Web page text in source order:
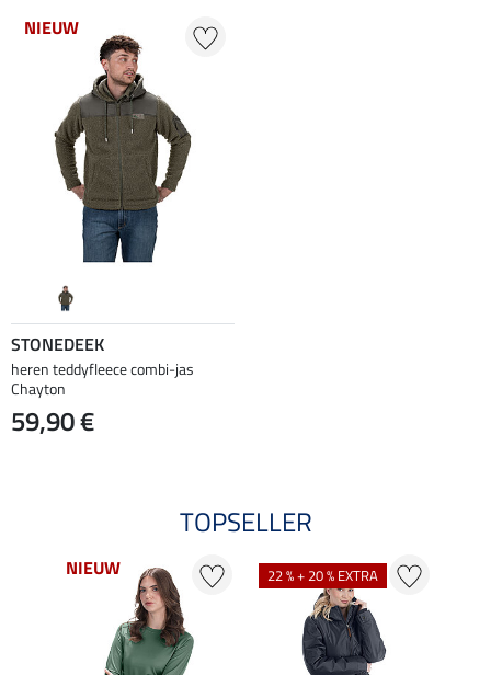
NIEUW
STONEDEEK
heren teddyfleece combi-jas
Chayton
59,90 €
TOPSELLER
NIEUW 22 % + 20 % EXTRA